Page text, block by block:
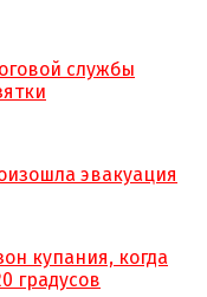
службы
эвакуация
купания, когда
градусов